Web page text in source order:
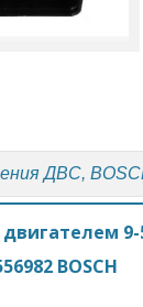
ДВС,
9-
BOSCH